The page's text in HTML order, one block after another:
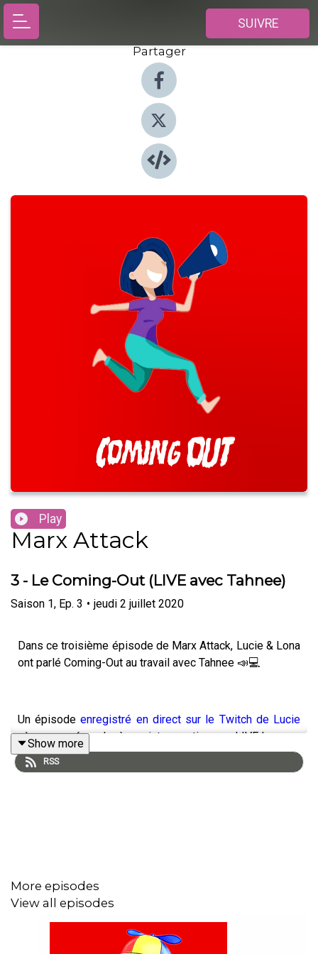
SUIVRE
Partager
Play
Marx Attack
3 - Le Coming-Out (LIVE avec Tahnee)
Saison 1, Ep. 3 • jeudi 2 juillet 2020
Dans ce troisième épisode de Marx Attack, Lucie & Lona
ont parlé Coming-Out au travail avec Tahnee 📣💻
Un épisodeenregistré en direct sur le Twitch de Lucie
où on a pu répondre à vos interrogations en LIVE !
Suivez les réseaux sociaux de tout le monde :
Show more
RSS
More episodes
View all episodes